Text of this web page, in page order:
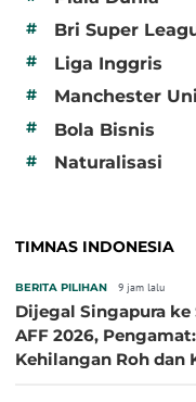
# Bri Super
# Liga Inggris
# Manchester
# Bola Bisnis
# Naturalisasi
TIMNAS INDONESIA
BERITA PILIHAN 9 jam lalu
Dijegal Singapura
AFF 2026,
Kehilangan Roh dan